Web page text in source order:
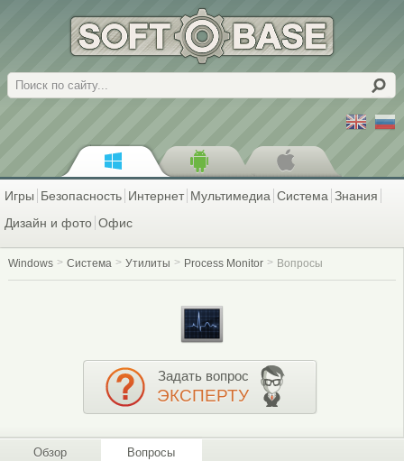
Поиск
Игры Безопасность Интернет Мультимедиа Система Знания
Дизайн и фото Офис
Windows Система Утилиты Process Monitor Вопросы
Задать вопрос
ЭКСПЕРТУ
Обзор Вопросы